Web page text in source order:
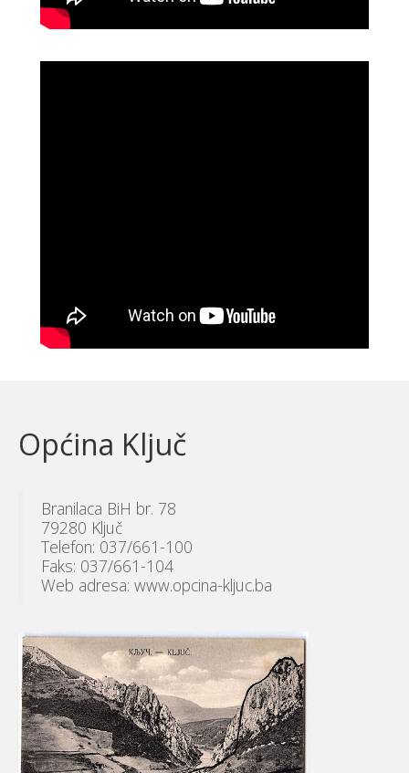
Općina Ključ
Branilaca BiH br. 78
79280 Ključ
Telefon: 037/661-100
Faks: 037/661-104
Web adresa: www.opcina-kljuc.ba